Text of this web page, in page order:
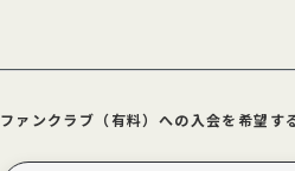
ファンクラブ（有料）への入会を希望す